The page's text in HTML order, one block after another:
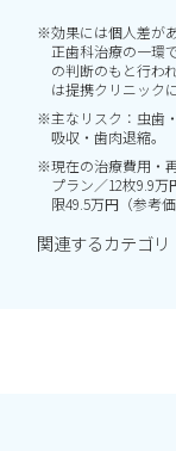
※効果には個人差が
正歯科治療の一環
の判断のもと行わ
は提携クリニック
※主なリスク：虫歯
吸収・歯肉退縮。
※現在の治療費用・
プラン／12枚9.9万
限49.5万円（参考価
関連するカテゴリ